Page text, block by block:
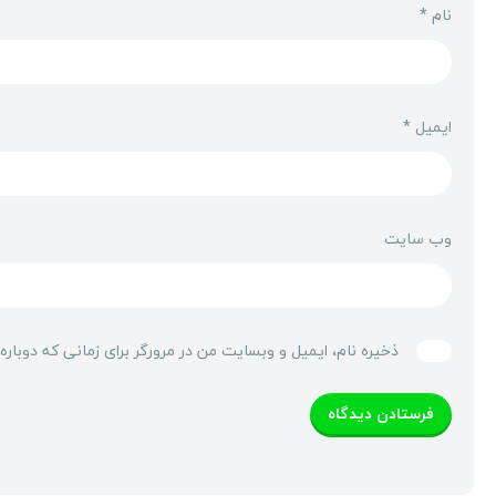
نام*
ایمیل *
وب‌ سایت
ذخیره نام، ایمیل و وبسایت من در مرورگر برای زمانی که